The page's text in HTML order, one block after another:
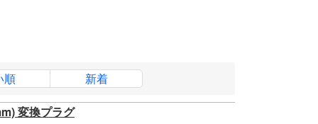
順 新着
変換プラグ